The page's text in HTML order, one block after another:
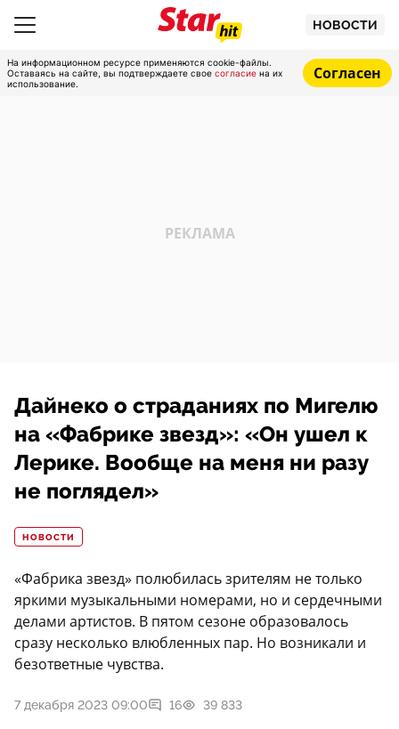
НОВОСТИ
На информационном ресурсе применяются cookie-файлы.
Оставаясь на сайте, вы подтверждаете свое согласие на их
использование.
Согласен
Дайнеко о страданиях по Мигелю
на «Фабрике звезд»: «Он ушел к
Лерике. Вообще на меня ни разу
не поглядел»
НОВОСТИ
«Фабрика звезд» полюбилась зрителям не только
яркими музыкальными номерами, но и сердечными
делами артистов. В пятом сезоне образовалось
сразу несколько влюбленных пар. Но возникали и
безответные чувства.
7 декабря 2023 09:00 16 39 833